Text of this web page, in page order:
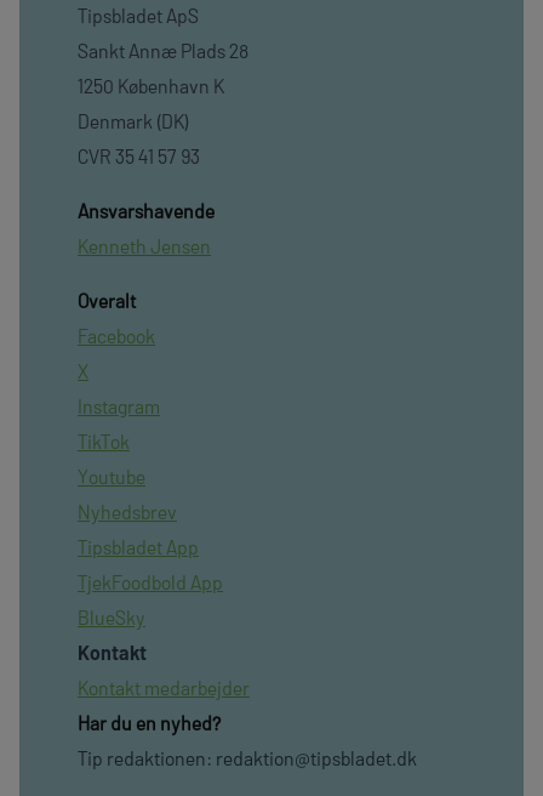
Tipsbladet ApS
Sankt Annæ Plads 28
1250 København K
Denmark (DK)
CVR 35 41 57 93
Ansvarshavende
Kenneth Jensen
Overalt
Facebook
X
Instagram
TikTok
Youtube
Nyhedsbrev
Tipsbladet App
TjekFoodbold App
BlueSky
Kontakt
Kontakt medarbejder
Har du en nyhed?
Tip redaktionen: redaktion@tipsbladet.dk